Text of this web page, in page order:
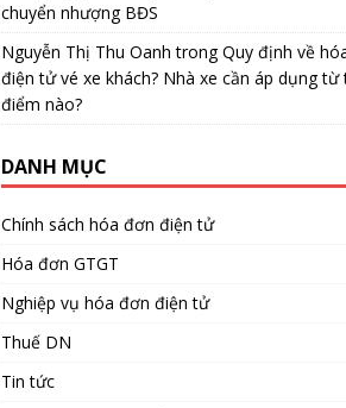
chuyển nhượng BĐS
Nguyễn Thị Thu Oanh trongQuy định về
điện tử vé xe khách? Nhà xe cần áp dụng từ
điểm nào?
DANH MỤC
Chính sách hóa đơn điện tử
Hóa đơn GTGT
Nghiệp vụ hóa đơn điện tử
Thuế DN
Tin tức